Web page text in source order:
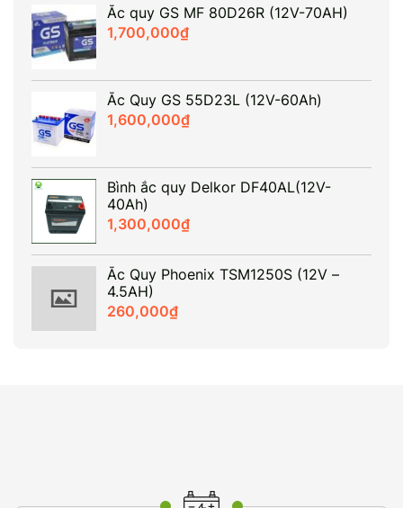
Ắc quy GS MF 80D26R (12V-70AH)
1,700,000₫
Ắc Quy GS 55D23L (12V-60Ah)
1,600,000₫
Bình ắc quy Delkor DF40AL(12V-
40Ah)
1,300,000₫
Ắc Quy Phoenix TSM1250S (12V –
4.5AH)
260,000₫